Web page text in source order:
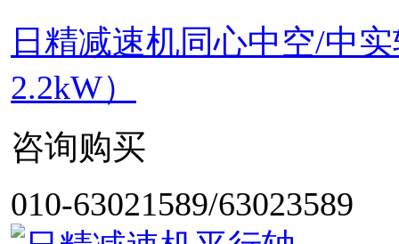
日精减速机同心中空/中
2.2kW）
咨询购买
010-63021589/63023589